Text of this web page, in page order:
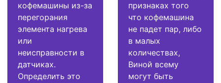
кофемашины из-за
перегорания
элемента нагрева
или
неисправности в
датчиках.
Определить это
признаках того
что кофемашина
не падет пар, либо
в малых
количествах,
Виной всему
могут быть